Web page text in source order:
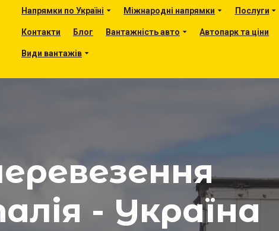
Напрямки по Україні Міжнародні напрямки Послуги
Контакти Блог Вантажність авто Автопарк та ціни
Види вантажів
- Україна